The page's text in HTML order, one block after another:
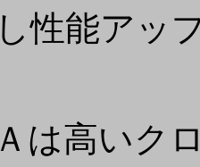
性能アッ
は高いク